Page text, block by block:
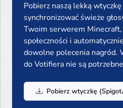
Pobierz naszą lekką
synchronizować świeże
Twoim serwerem Minecraft,
społeczności i
dowolne polecenia nagród.
do Votifiera nie są
Pobierz wtyczkę